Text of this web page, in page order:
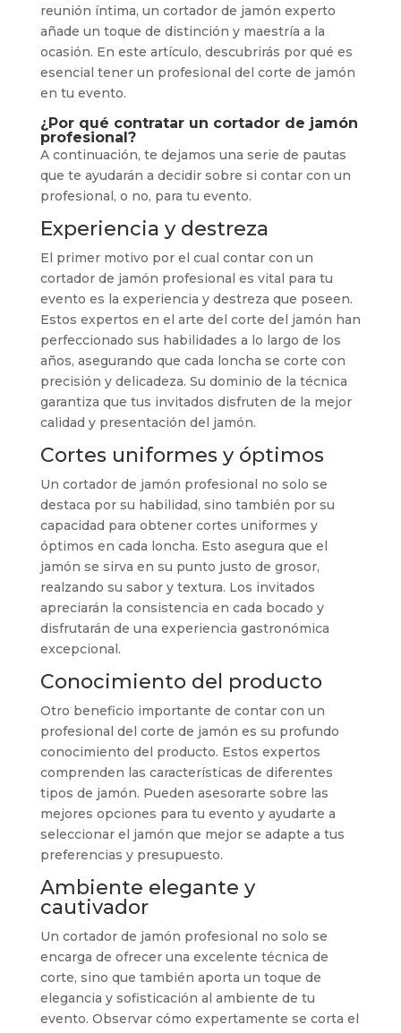
reunión íntima, un cortador de jamón experto
añade un toque de distinción y maestría a la
ocasión. En este artículo, descubrirás por qué es
esencial tener un profesional del corte de jamón
en tu evento.
¿Por qué contratar un cortador de jamón
profesional ?
A continuación, te dejamos una serie de pautas
que te ayudarán a decidir sobre si contar con un
profesional, o no, para tu evento.
Experiencia y destreza
El primer motivo por el cual contar con un
cortador de jamón profesional es vital para tu
evento es la experiencia y destreza que poseen.
Estos expertos en el arte del corte del jamón han
perfeccionado sus habilidades a lo largo de los
años, asegurando que cada loncha se corte con
precisión y delicadeza. Su dominio de la técnica
garantiza que tus invitados disfruten de la mejor
calidad y presentación del jamón.
Cortes uniformes y óptimos
Un cortador de jamón profesional no solo se
destaca por su habilidad, sino también por su
capacidad para obtener cortes uniformes y
óptimos en cada loncha. Esto asegura que el
jamón se sirva en su punto justo de grosor,
realzando su sabor y textura. Los invitados
apreciarán la consistencia en cada bocado y
disfrutarán de una experiencia gastronómica
excepcional.
Conocimiento del producto
Otro beneficio importante de contar con un
profesional del corte de jamón es su profundo
conocimiento del producto. Estos expertos
comprenden las características de diferentes
tipos de jamón. Pueden asesorarte sobre las
mejores opciones para tu evento y ayudarte a
seleccionar el jamón que mejor se adapte a tus
preferencias y presupuesto.
Ambiente elegante y
cautivador
Un cortador de jamón profesional no solo se
encarga de ofrecer una excelente técnica de
corte, sino que también aporta un toque de
elegancia y sofisticación al ambiente de tu
evento. Observar cómo expertamente se corta el